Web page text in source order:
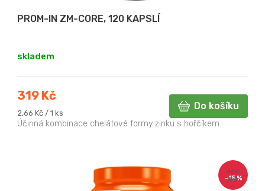
PROM-IN ZM-CORE, 120 KAPSLÍ
skladem
319 Kč
Měrná
cena:
2,66 Kč / 1 ks
Do košíku
Účinná kombinace chelátové formy zinku s hořčíkem.
460
Kč
–15 %